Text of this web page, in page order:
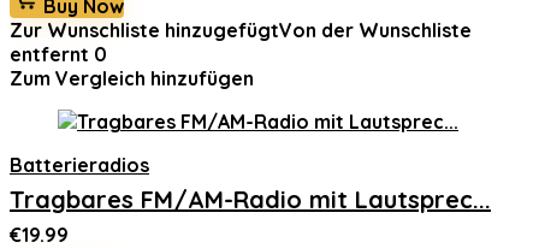
Buy Now
Zur Wunschliste hinzugefügtVon der Wunschliste
entfernt 0
Zum Vergleich hinzufügen
Batterieradios
Tragbares FM/AM-Radio mit Lautsprec...
€19.99